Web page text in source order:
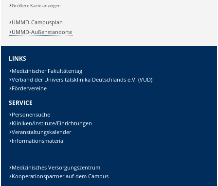
Sicherheitsabfrage:
Lösung:
Größere Karte anzeigen
UMMD-Campusplan
UMMD-Außenstandorte
LINKS
Medizinischer Fakultätentag
Verband der Universitätsklinika Deutschlands e.V. (VUD)
Fördervereine
SERVICE
Personensuche
Kliniken/Institute/Einrichtungen
Veranstaltungskalender
Informationsmaterial
Medizinisches Versorgungszentrum
Kooperationspartner auf dem Campus